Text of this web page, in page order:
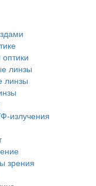
линзы
линзы
излучения
зрения